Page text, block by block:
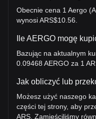
Obecnie cena 1 Aergo
wynosi ARS$10.56.
Ile AERGO mogę
Bazując na aktualnym
0.09468 AERGO za 1
Jak obliczyć lub
Możesz użyć naszego
części tej strony, aby
ARS. Zamieściliśmy